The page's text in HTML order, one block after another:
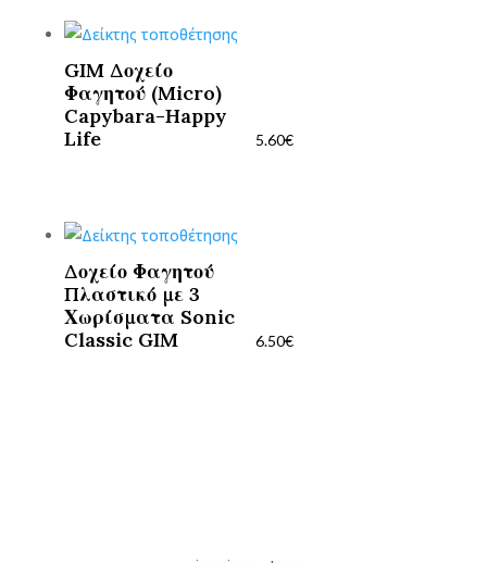
GIM Δοχείο
Φαγητού (Micro)
Capybara-Happy
Life
5.60€
Δοχείο Φαγητού
Πλαστικό με 3
Χωρίσματα Sonic
Classic GIM
6.50€